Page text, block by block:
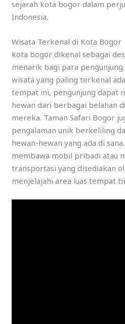
sejarah kota bogor dalam
Indonesia.
Wisata Terkenal di Kota Bogor
kota bogor dikenal sebagai
menarik bagi para
wisata yang paling terkenal
tempat ini, pengunjung dapat
hewan dari berbagai belahan
mereka. Taman Safari Bogor
pengalaman unik berkeliling
hewan-hewan yang ada di
membawa mobil pribadi atau
transportasi yang disediakan
menjelajahi area luas tempat